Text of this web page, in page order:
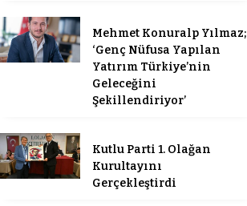
Mehmet Konuralp Yılmaz;
‘Genç Nüfusa Yapılan
Yatırım Türkiye’nin
Geleceğini
Şekillendiriyor’
Kutlu Parti 1. Olağan
Kurultayını
Gerçekleştirdi